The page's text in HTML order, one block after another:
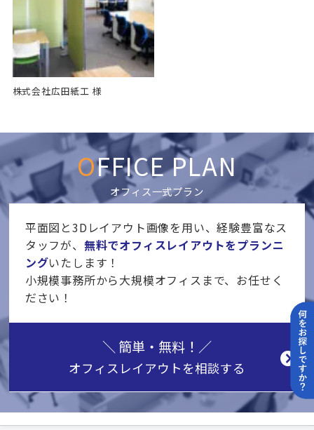
株式会社広田紙工 様
OFFICE PLAN
オフィス一式プラン
平面図と3Dレイアウト画像を用い、経験豊富なス
タッフが、 無料でオフィスレイアウトをプランニ
ングいたします！
小規模事務所から大規模オフィスまで、お任せく
ださい！
＼ 簡単・無料！／
オフィスレイアウト を相談する